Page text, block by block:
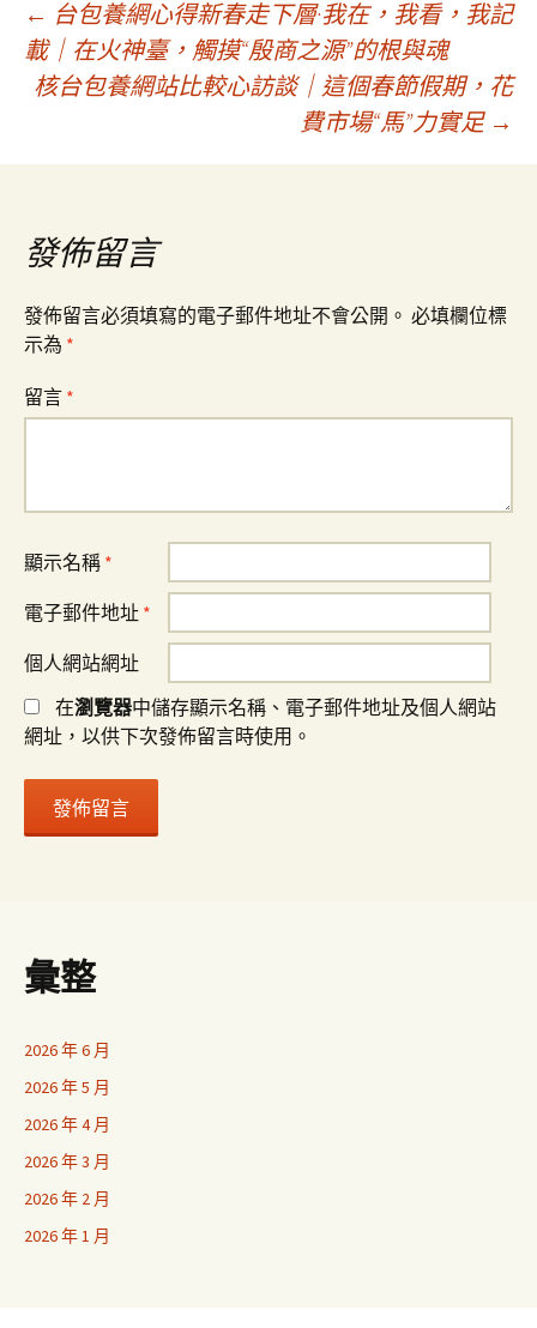
文
章
導
覽
← 台包養網心得新春走下層·我在，我看，我記
載｜在火神臺，觸摸“殷商之源”的根與魂
核台包養網站比較心訪談｜這個春節假期，花
費市場“馬”力實足 →
發佈留言
發佈留言必須填寫的電子郵件地址不會公開。 必填欄位標
示為 *
留言 *
顯示名稱 *
電子郵件地址 *
個人網站網址
在瀏覽器中儲存顯示名稱、電子郵件地址及個人網站
網址，以供下次發佈留言時使用。
彙整
2026 年 6 月
2026 年 5 月
2026 年 4 月
2026 年 3 月
2026 年 2 月
2026 年 1 月